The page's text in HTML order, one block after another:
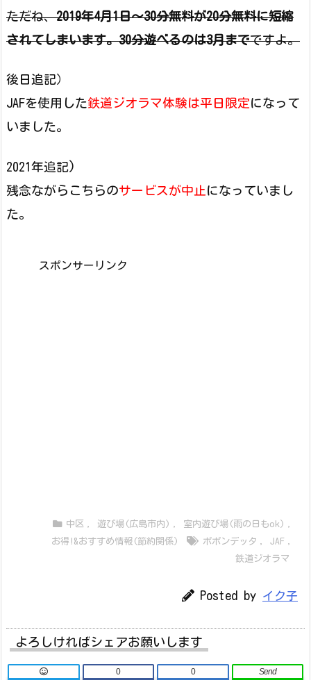
ただね、2019年4月1日～30分無料が20分無料に短縮
されてしまいます。30分遊べるのは3月までですよ。
後日追記）
JAFを使用した鉄道ジオラマ体験は平日限定になって
いました。
2021年追記)
残念ながらこちらのサービスが中止 になっていまし
た。
スポンサーリンク
中区 , 遊び場(広島市内) , 室内遊び場(雨の日もok) ,
お得!&おすすめ情報(節約関係)
ポポンデッタ , JAF ,
鉄道ジオラマ
Posted by イク子
よろしければシェアお願いします
0 0 Send